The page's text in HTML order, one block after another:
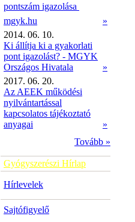
pontszám igazolása 
mgyk.hu
»
2014. 06. 10.
Ki állítja ki a gyakorlati
pont igazolást? - MGYK
Országos Hivatala
»
2017. 06. 20.
Az AEEK működési
nyilvántartással
kapcsolatos tájékoztató
anyagai
»
Tovább »
Gyógyszerészi Hírlap
Hírlevelek
Sajtófigyelő